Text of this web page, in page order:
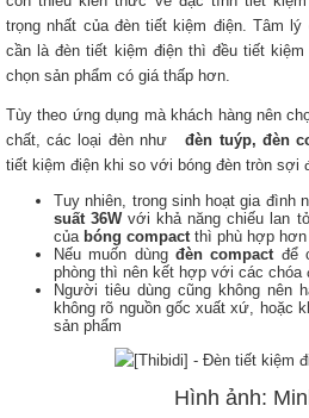
trọng nhất của đèn tiết kiệm điện. Tâm
cần là đèn tiết kiệm điện thì đều tiết
chọn sản phẩm có giá thấp hơn.
Tùy theo ứng dụng mà khách hàng nên
chất, các loại đèn nhưđèn tuýp, đèn
tiết kiệm điện khi so với bóng đèn tròn sợi
Tuy nhiên, trong sinh hoạt gia đình
suất 36Wvới khả năng chiếu lan
của bóng compact thì phù hợp
Nếu muốn dùngđèn compact để
phòng thì nên kết hợp với các chóa
Người tiêu dùng cũng không nên
không rõ nguồn gốc xuất xứ, hoặc
sản phẩm
Hình ảnh: